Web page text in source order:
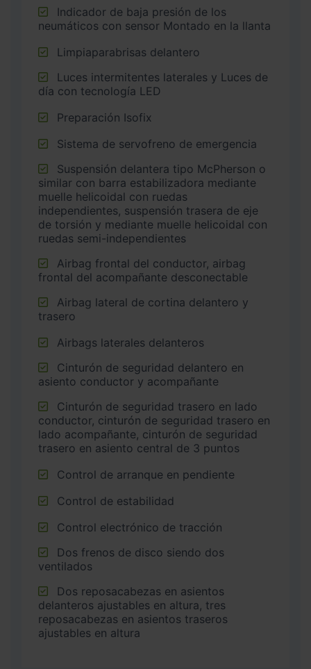
neumáticos con sensor Montado en la llanta
Limpiaparabrisas delantero
día con tecnología LED
Preparación Isofix
Sistema de servofreno de emergencia
similar con barra estabilizadora mediante
muelle helicoidal con ruedas
independientes, suspensión trasera de eje
de torsión y mediante muelle helicoidal con
ruedas semi-independientes
frontal del acompañante desconectable
trasero
Airbags laterales delanteros
asiento conductor y acompañante
conductor, cinturón de seguridad trasero en
lado acompañante, cinturón de seguridad
trasero en asiento central de 3 puntos
Control de arranque en pendiente
Control de estabilidad
Control electrónico de tracción
ventilados
delanteros ajustables en altura, tres
reposacabezas en asientos traseros
ajustables en altura